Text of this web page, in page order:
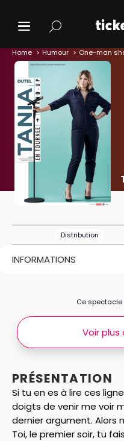
Home Humour One-man
Distribution
INFORMATIONS
PRÉSENTATION
Si tu en es à lire ces
doigts de venir me voir
dernier argument. Alors
Toi, le premier soir, tu
Ce spectacle
Voir